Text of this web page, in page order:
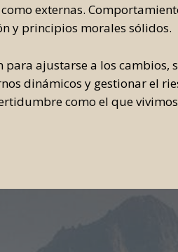
externas.
y principios morales sólidos.
para ajustarse a los cambios,
dinámicos y gestionar el
como el que